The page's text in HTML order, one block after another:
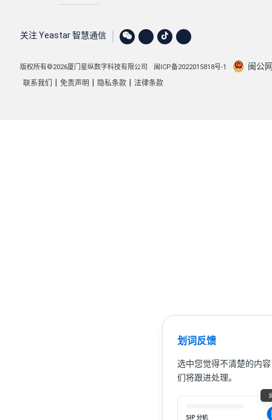
划词反馈
选中您觉得不清楚的内
们将跟进处理。
关注 Yeastar 智慧通信
版权所有©2026厦门星纵数字科技有限公司 闽ICP备2022015818号-1 闽公
联系我们 免责声明 隐私条款 法律条款